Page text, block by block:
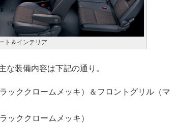
ト＆インテリア
装備内容は下記の通り。
ッククロームメッキ）＆フロントグリル（マ
ッククロームメッキ）